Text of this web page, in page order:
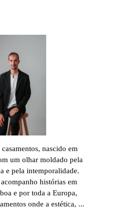
nascido em
um olhar moldado pela
e pela intemporalidade.
histórias em
e por toda a Europa,
onde a estética, ...